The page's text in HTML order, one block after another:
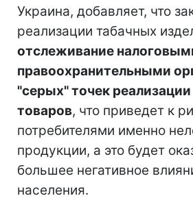
Украина, добавляет, что
реализации табачных
отслеживание
правоохранительными
"серых" точек
товаров, что приведет к
потребителями именно
продукции, а это будет
большее негативное
населения.